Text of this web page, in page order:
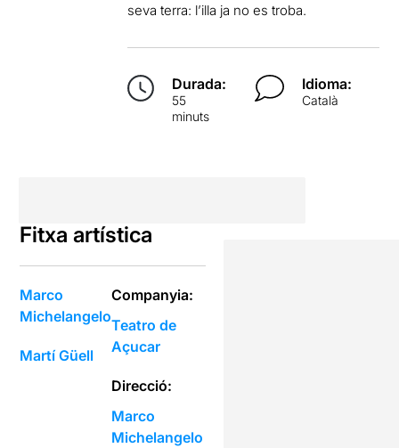
seva terra: l’illa ja no es troba.
Durada:
55
minuts
Idioma:
Català
Fitxa artística
Marco
Michelangelo
Martí Güell
Companyia:
Teatro de
Açucar
Direcció:
Marco
Michelangelo